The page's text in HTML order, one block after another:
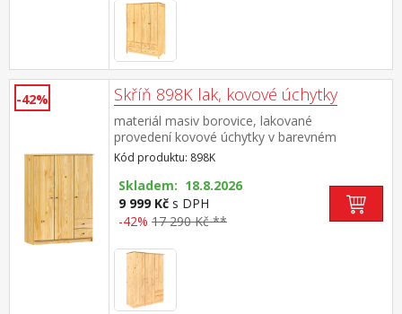
-42% Skříň 898K lak, kovové úchytky
materiál masiv borovice, lakované
provedení kovové úchytky v barevném
provedení černěná mosaz prostor dělený v
poměru 2:1, širší část šatní tyč a police užší
část 3 variabilní police, 2 zásuvky s kovovými
pojezdy doporučený nástavec 899K
Kód produktu: 898K
Skladem: 18.8.2026
9 999 Kč s DPH
-42% 17 290 Kč **